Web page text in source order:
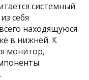
системный
себя
находящуюся
в нижней. К
монитор,